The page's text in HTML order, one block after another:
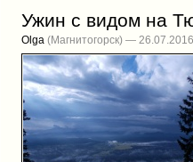
Ужин с видом на
Olga (Магнитогорск) — 26.07.2016